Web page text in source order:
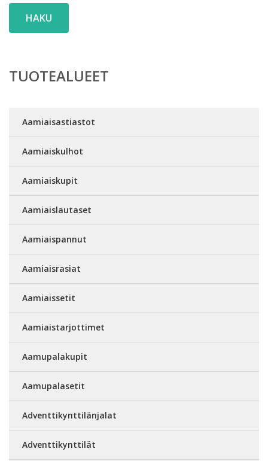
HAKU
TUOTEALUEET
Aamiaisastiastot
Aamiaiskulhot
Aamiaiskupit
Aamiaislautaset
Aamiaispannut
Aamiaisrasiat
Aamiaissetit
Aamiaistarjottimet
Aamupalakupit
Aamupalasetit
Adventtikynttilänjalat
Adventtikynttilät